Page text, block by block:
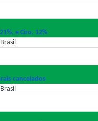
e Ciro, 12%
cancelados